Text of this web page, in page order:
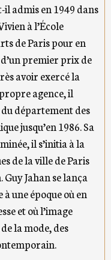
admis en 1949 dans
à l’École
de Paris pour en
premier prix de
avoir exercé la
agence, il
département des
jusqu’en 1986. Sa
il s’initia à la
de la ville de Paris
Jahan se lança
une époque où en
et où l’image
la mode, des